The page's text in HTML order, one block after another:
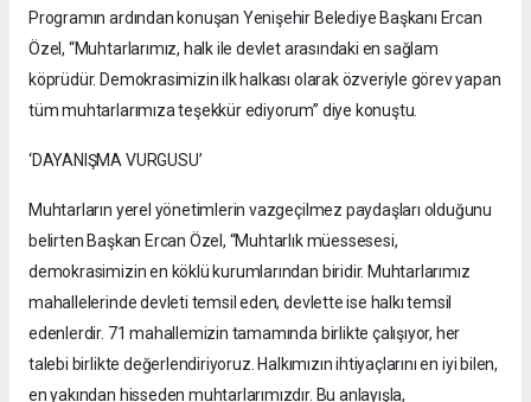
Programın ardından konuşan Yenişehir Belediye Başkanı Ercan
Özel, “Muhtarlarımız, halk ile devlet arasındaki en sağlam
köprüdür. Demokrasimizin ilk halkası olarak özveriyle görev yapan
tüm muhtarlarımıza teşekkür ediyorum” diye konuştu.
‘DAYANIŞMA VURGUSU’
Muhtarların yerel yönetimlerin vazgeçilmez paydaşları olduğunu
belirten Başkan Ercan Özel, “Muhtarlık müessesesi,
demokrasimizin en köklü kurumlarından biridir. Muhtarlarımız
mahallelerinde devleti temsil eden, devlette ise halkı temsil
edenlerdir. 71 mahallemizin tamamında birlikte çalışıyor, her
talebi birlikte değerlendiriyoruz. Halkımızın ihtiyaçlarını en iyi bilen,
en yakından hisseden muhtarlarımızdır. Bu anlayışla,